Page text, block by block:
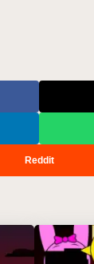
Reddit